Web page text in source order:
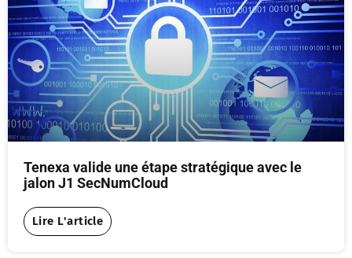
Tenexa valide une étape stratégique avec le
jalon J1 SecNumCloud
Lire L'article